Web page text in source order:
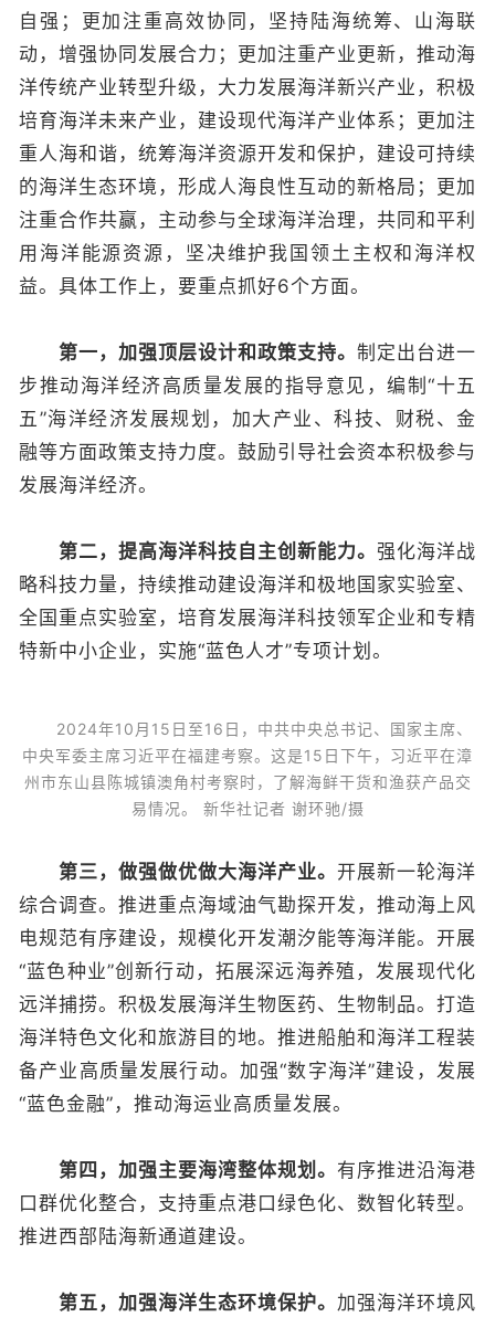
自强；更加注重高效协同，坚持陆海统筹、山海联
动，增强协同发展合力；更加注重产业更新，推动海
洋传统产业转型升级，大力发展海洋新兴产业，积极
培育海洋未来产业，建设现代海洋产业体系；更加注
重人海和谐，统筹海洋资源开发和保护，建设可持续
的海洋生态环境，形成人海良性互动的新格局；更加
注重合作共赢，主动参与全球海洋治理，共同和平利
用海洋能源资源，坚决维护我国领土主权和海洋权
益。具体工作上，要重点抓好6个方面。
第一，加强顶层设计和政策支持。 制定出台进一
步推动海洋经济高质量发展的指导意见，编制“十五
五”海洋经济发展规划，加大产业、科技、财税、金
融等方面政策支持力度。鼓励引导社会资本积极参与
发展海洋经济。
第二，提高海洋科技自主创新能力。 强化海洋战
略科技力量，持续推动建设海洋和极地国家实验室、
全国重点实验室，培育发展海洋科技领军企业和专精
特新中小企业，实施“蓝色人才”专项计划。
2024年10月15日至16日，中共中央总书记、国家主席、
中央军委主席习近平在福建考察。这是15日下午，习近平在漳
州市东山县陈城镇澳角村考察时，了解海鲜干货和渔获产品交
易情况。 新华社记者 谢环驰/摄
第三，做强做优做大海洋产业。 开展新一轮海洋
综合调查。推进重点海域油气勘探开发，推动海上风
电规范有序建设，规模化开发潮汐能等海洋能。开展
“蓝色种业”创新行动，拓展深远海养殖，发展现代化
远洋捕捞。积极发展海洋生物医药、生物制品。打造
海洋特色文化和旅游目的地。推进船舶和海洋工程装
备产业高质量发展行动。加强“数字海洋”建设，发展
“蓝色金融”，推动海运业高质量发展。
第四，加强主要海湾整体规划。 有序推进沿海港
口群优化整合，支持重点港口绿色化、数智化转型。
推进西部陆海新通道建设。
第五，加强海洋生态环境保护。 加强海洋环境风